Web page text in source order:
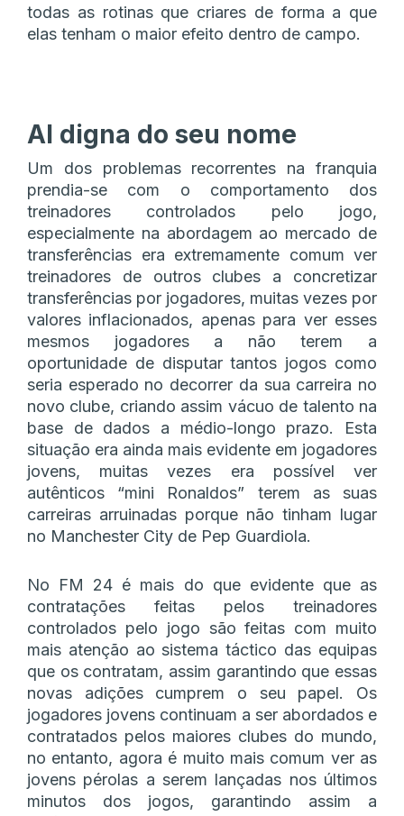
todas as rotinas que criares de forma a que
elas tenham o maior efeito dentro de campo.
AI digna do seu nome
Um dos problemas recorrentes na franquia
prendia-se com o comportamento dos
treinadores controlados pelo jogo,
especialmente na abordagem ao mercado de
transferências era extremamente comum ver
treinadores de outros clubes a concretizar
transferências por jogadores, muitas vezes por
valores inflacionados, apenas para ver esses
mesmos jogadores a não terem a
oportunidade de disputar tantos jogos como
seria esperado no decorrer da sua carreira no
novo clube, criando assim vácuo de talento na
base de dados a médio-longo prazo. Esta
situação era ainda mais evidente em jogadores
jovens, muitas vezes era possível ver
autênticos “mini Ronaldos” terem as suas
carreiras arruinadas porque não tinham lugar
no Manchester City de Pep Guardiola.
No FM 24 é mais do que evidente que as
contratações feitas pelos treinadores
controlados pelo jogo são feitas com muito
mais atenção ao sistema táctico das equipas
que os contratam, assim garantindo que essas
novas adições cumprem o seu papel. Os
jogadores jovens continuam a ser abordados e
contratados pelos maiores clubes do mundo,
no entanto, agora é muito mais comum ver as
jovens pérolas a serem lançadas nos últimos
minutos dos jogos, garantindo assim a